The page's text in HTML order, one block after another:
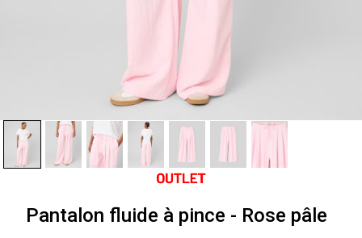
Pantalon fluide à pince - Rose pâle